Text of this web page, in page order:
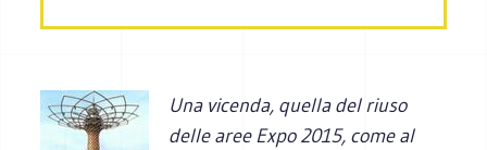
Una vicenda, quella del riuso
delle aree Expo 2015, come al